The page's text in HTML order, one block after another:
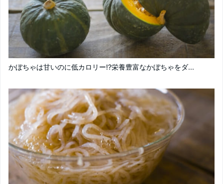
かぼちゃは甘いのに低カロリー!?栄養豊富なかぼちゃをダ...